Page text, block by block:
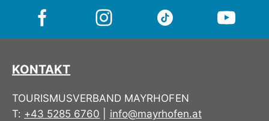
KONTAKT
TOURISMUSVERBAND MAYRHOFEN
T: +43 5285 6760 info@mayrhofen.at